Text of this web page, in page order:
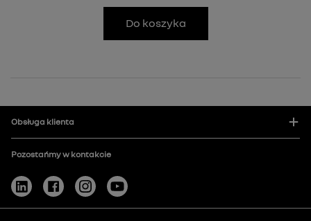
Do koszyka
Obsługa klienta
Pozostańmy w kontakcie